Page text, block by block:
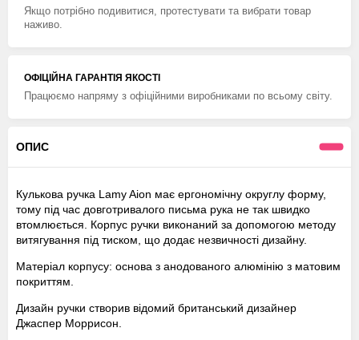
Якщо потрібно подивитися, протестувати та вибрати товар
наживо.
ОФІЦІЙНА ГАРАНТІЯ ЯКОСТІ
Працюємо напряму з офіційними виробниками по всьому світу.
ОПИС
Кулькова ручка Lamy Aion має ергономічну округлу форму,
тому під час довготривалого письма рука не так швидко
втомлюється. Корпус ручки виконаний за допомогою методу
витягування під тиском, що додає незвичності дизайну.
Матеріал корпусу: основа з анодованого алюмінію з матовим
покриттям.
Дизайн ручки створив відомий британський дизайнер
Джаспер Моррисон.